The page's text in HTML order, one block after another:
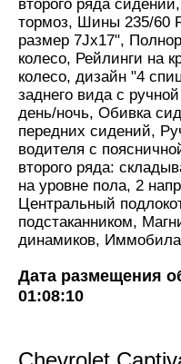
второго ряда
тормоз, Шины 235/60
размер 7Jx17",
колесо, Рейлинги на
колесо, дизайн "4
заднего вида c
день/ночь, Обивка
передних сидений,
водителя c
второго ряда:
на уровне пола, 2
Центральный
подстаканником,
динамиков,
Дата размещения
01:08:10